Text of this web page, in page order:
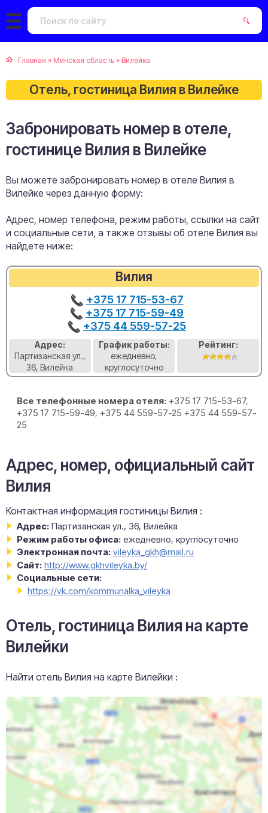
Главная » Минская область » Вилейка
Отель, гостиница Вилия в Вилейке
Забронировать номер в отеле,
гостинице Вилия в Вилейке
Вы можете забронировать номер в отеле Вилия в
Вилейке через данную форму:
Адрес, номер телефона, режим работы, ссылки на сайт
и социальные сети, а также отзывы об отеле Вилия вы
найдете ниже:
Вилия
+375 17 715-53-67
+375 17 715-59-49
+375 44 559-57-25
Адрес:
Партизанская ул.,
36, Вилейка
График работы:
ежедневно,
круглосуточно
Рейтинг:
Все телефонные номера отеля: +375 17 715-53-67,
+375 17 715-59-49, +375 44 559-57-25 +375 44 559-57-
25
Адрес, номер, официальный сайт
Вилия
Контактная информация гостиницы Вилия :
Адрес: Партизанская ул., 36, Вилейка
Режим работы офиса: ежедневно, круглосуточно
Электронная почта: vileyka_gkh@mail.ru
Сайт: http://www.gkhvileyka.by/
Социальные сети:
https://vk.com/kommunalka_vileyka
Отель, гостиница Вилия на карте
Вилейки
Найти отель Вилия на карте Вилейки :